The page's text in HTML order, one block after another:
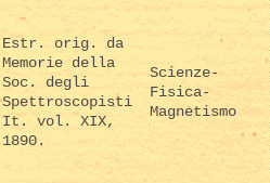
Estr. orig. da
Memorie della
Soc. degli
Spettroscopisti
It. vol. XIX,
1890.
Scienze-
Fisica-
Magnetismo